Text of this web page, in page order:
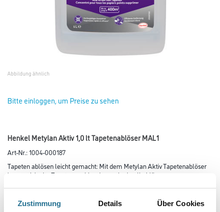
Zustimmung Details Über Cookies
Abbildung ähnlich
Bitte einloggen, um Preise zu sehen
Henkel Metylan Aktiv 1,0 lt Tapetenablöser MAL1
Art-Nr.:1004-000187
Tapeten ablösen leicht gemacht: Mit dem Metylan Aktiv Tapetenablöser
lassen sich alte Tapeten problemlos und schnell ablösen.
seiner speziellen Aktiv-Tensid-Kombination werden die Tapeten mit dem
Metylan Tapetenablöser 50% schneller gelöst. Eine leichte